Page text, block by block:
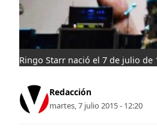
Ringo Starr nació el 7 de julio de
Redacción
martes, 7 julio 2015 - 12:20